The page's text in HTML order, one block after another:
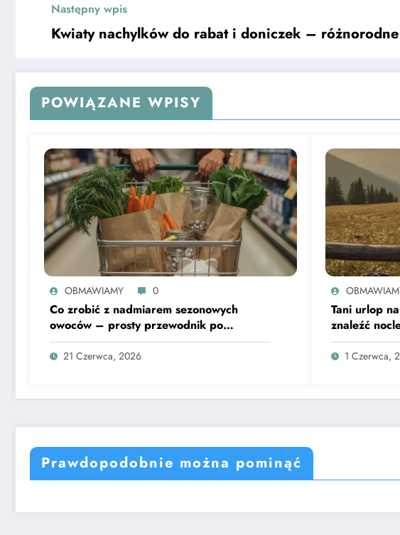
Następny wpis
Kwiaty nachylków do rabat i doniczek –
POWIĄZANE WPISY
OBMAWIAMY 0
Co zrobić z nadmiarem sezonowych
owoców – prosty przewodnik po
domowych przetworach
21 Czerwca, 2026
Tani urlop
znaleźć
krajowej
1 Czerwca,
Prawdopodobnie można pominąć